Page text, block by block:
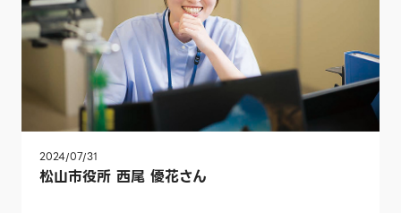
2024/07/31
松山市役所 西尾 優花さん